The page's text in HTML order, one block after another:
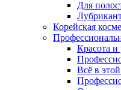
Для
Корейская
Красота и
Всё в